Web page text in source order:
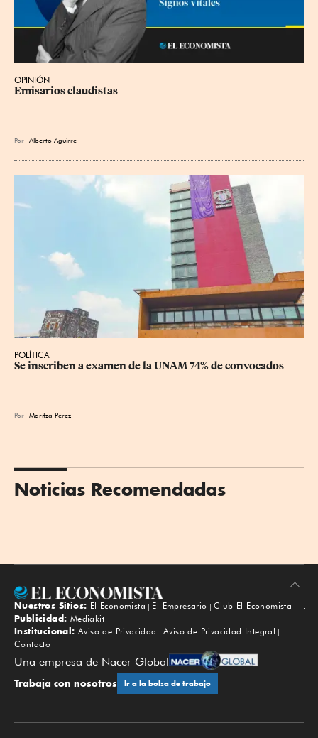
OPINIÓN
Emisarios claudistas
Por Alberto Aguirre
POLÍTICA
Se inscriben a examen de la UNAM 74% de convocados
Por Maritza Pérez
Noticias Recomendadas
Subir
Nuestros Sitios: El Economista El Empresario
Club El Economista
Publicidad: Mediakit
Institucional: Aviso de Privacidad
Aviso de Privacidad Integral
Contacto
Una empresa de Nacer Global
Trabaja con nosotros Ir a la bolsa de trabajo